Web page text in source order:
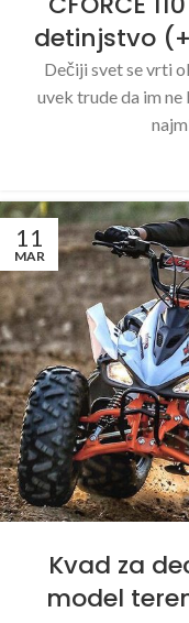
detinjstvo
Dečiji svet se vrti
uvek trude da im ne
11
MAR
Kvad za
model